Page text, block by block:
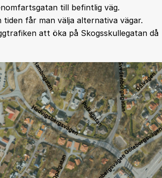
till befintlig väg.
får man välja alternativa vägar.
att öka på Skogsskullegatan då